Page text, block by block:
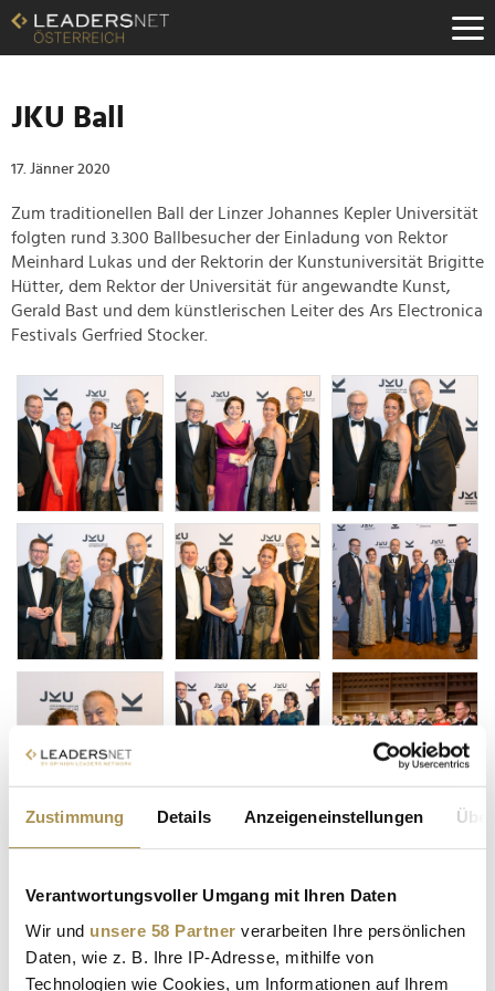
Zustimmung Details Anzeigeneinstellungen
Verantwortungsvoller Umgang mit Ihren Daten
Wir und unsere 58 Partner verarbeiten Ihre persönlichen
Daten, wie z. B. Ihre IP-Adresse, mithilfe von
Technologien wie Cookies, um Informationen auf Ihrem
Zum
Inhalt
Zur
Navigation
ZurJKU Ball
17. Jänner 2020
Zum traditionellen Ball der Linzer Johannes Kepler Universität
folgten rund 3.300 Ballbesucher der Einladung von Rektor
Meinhard Lukas und der Rektorin der Kunstuniversität Brigitte
Hütter, dem Rektor der Universität für angewandte Kunst,
Gerald Bast und dem künstlerischen Leiter des Ars Electronica
Festivals Gerfried Stocker.